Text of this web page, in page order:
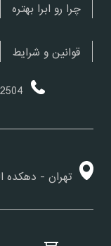
چرا رو ابرا بهتره
قوانین و شرایط
تهران -